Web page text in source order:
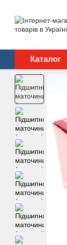
Каталог